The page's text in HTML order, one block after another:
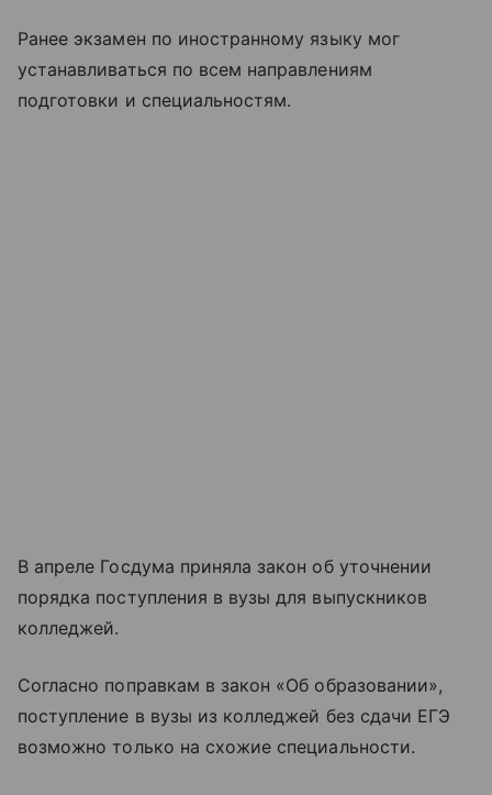
Ранее экзамен по иностранному языку мог
устанавливаться по всем направлениям
подготовки и специальностям.
В апреле Госдума приняла закон об уточнении
порядка поступления в вузы для выпускников
колледжей.
Согласно поправкам в закон «Об образовании»,
поступление в вузы из колледжей без сдачи ЕГЭ
возможно только на схожие специальности.